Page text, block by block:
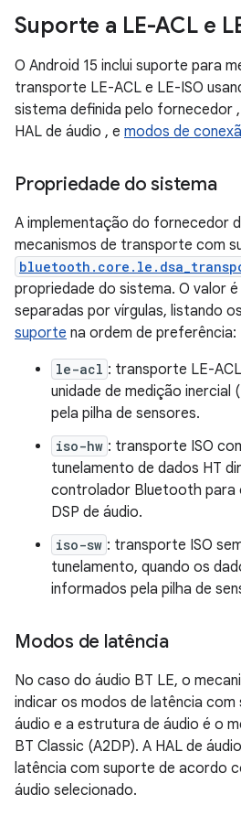
Suporte a LE-ACL e
O Android 15 inclui suporte para
transporte LE-ACL e LE-ISO
sistema definida pelo fornecedor
HAL de áudio , e modos de
Propriedade do sistema
A implementação do fornecedor
mecanismos de transporte com
propriedade do sistema. O valor
separadas por vírgulas, listando os
suporte na ordem de preferência:
le-acl : transporte LE-
unidade de medição inercial
pela pilha de sensores.
iso-hw : transporte ISO
tunelamento de dados HT
controlador Bluetooth para
DSP de áudio.
iso-sw : transporte ISO
tunelamento, quando os
informados pela pilha de
Modos de latência
No caso do áudio BT LE, o
indicar os modos de latência com
áudio e a estrutura de áudio é o
BT Classic (A2DP). A HAL de
latência com suporte de acordo
áudio selecionado.